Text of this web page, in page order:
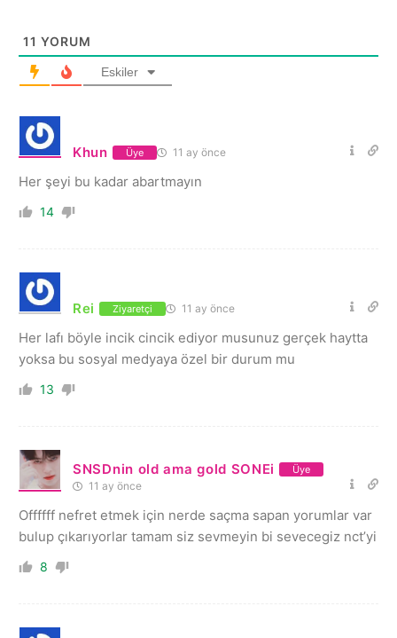
11 YORUM
Eskiler
Khun Üye 11 ay önce
Her şeyi bu kadar abartmayın
14
Rei Ziyaretçi 11 ay önce
Her lafı böyle incik cincik ediyor musunuz gerçek haytta
yoksa bu sosyal medyaya özel bir durum mu
13
SNSDnin old ama gold SONEi Üye
11 ay önce
Offffff nefret etmek için nerde saçma sapan yorumlar var
bulup çıkarıyorlar tamam siz sevmeyin bi sevecegiz nct’yi
8